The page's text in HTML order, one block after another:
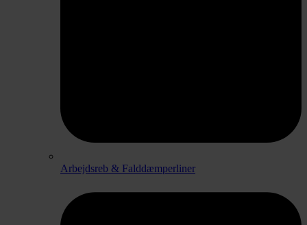
Arbejdsreb & Falddæmperliner